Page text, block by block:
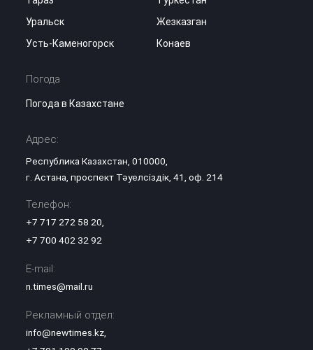
Уральск
Жезказган
Усть-Каменогорск
Конаев
Погода
Погода в Казахстане
Адрес:
Республика Казахстан, 010000,
г. Астана, проспект Тәуелсіздік, 41, оф. 214
Телефон:
+7 717 272 58 20
+7 700 402 32 92
E-mail:
n.times@mail.ru
Рекламный отдел:
info@newtimes.kz,